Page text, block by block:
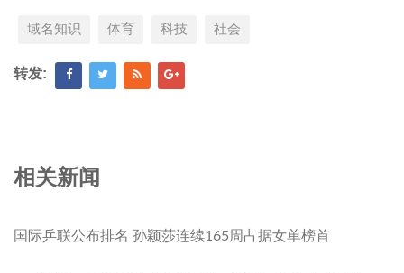
域名知识 体育 科技 社会
转发:
相关新闻
国际乒联公布排名 孙颖莎连续165周占据女单榜首